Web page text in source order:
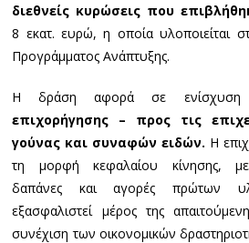
διεθνείς κυρώσεις που
8 εκατ. ευρώ, η οποία υλοποιείται
Προγράμματος Ανάπτυξης.
Η δράση αφορά σε
επιχορήγησης – προς τις
γούνας και συναφών ειδών. Η
τη μορφή κεφαλαίου κίνησης,
δαπάνες και αγορές πρώτων
εξασφαλιστεί μέρος της
συνέχιση των οικονομικών